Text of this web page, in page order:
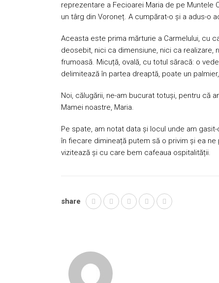
reprezentare a Fecioarei Maria de pe
un târg din Voroneț. A cumpărat-o și a adus-o
Aceasta este prima mărturie a Carmelului, cu
deosebit, nici ca dimensiune, nici ca realizare,
frumoasă. Micuță, ovală, cu totul săracă: o
delimitează în partea dreaptă, poate un
Noi, călugării, ne-am bucurat totuși, pentru că
Mamei noastre, Maria.
Pe spate, am notat data și locul unde am
în fiecare dimineață putem să o privim și ea
vizitează și cu care bem cafeaua ospitalității.
share